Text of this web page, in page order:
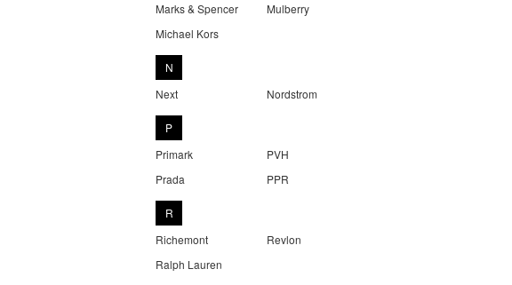
Marks & Spencer
Mulberry
Michael Kors
N
Next
Nordstrom
P
Primark
PVH
Prada
PPR
R
Richemont
Revlon
Ralph Lauren